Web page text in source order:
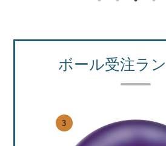
ボール受注ラ